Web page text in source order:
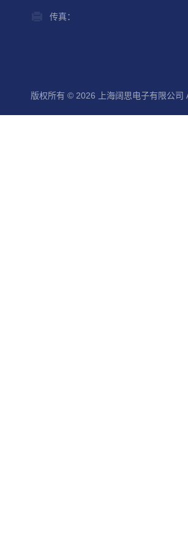
传真：
版权所有 © 2026 上海阔思电子有限公司